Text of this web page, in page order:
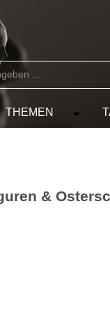
der Kategorie
oder Schließe das
THEMEN Öffne
&